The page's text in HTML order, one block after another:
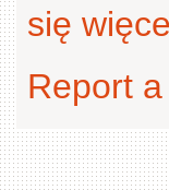
się
Report